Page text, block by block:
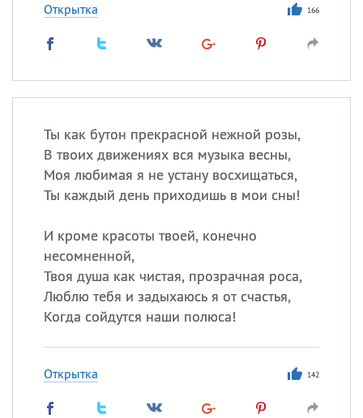
Открытка 166
Ты как бутон прекрасной нежной розы,
В твоих движениях вся музыка весны,
Моя любимая я не устану восхищаться,
Ты каждый день приходишь в мои сны!
И кроме красоты твоей, конечно
несомненной,
Твоя душа как чистая, прозрачная роса,
Люблю тебя и задыхаюсь я от счастья,
Когда сойдутся наши полюса!
Открытка 142